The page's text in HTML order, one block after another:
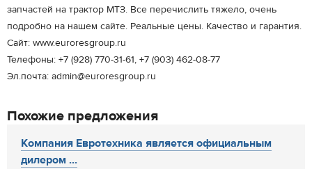
запчастей на трактор МТЗ. Все перечислить тяжело, очень
подробно на нашем сайте. Реальные цены. Качество и гарантия.
Сайт: www.euroresgroup.ru
Телефоны: +7 (928) 770-31-61, +7 (903) 462-08-77
Эл.почта: admin@euroresgroup.ru
Похожие предложения
Компания Евротехника является официальным
дилером ...